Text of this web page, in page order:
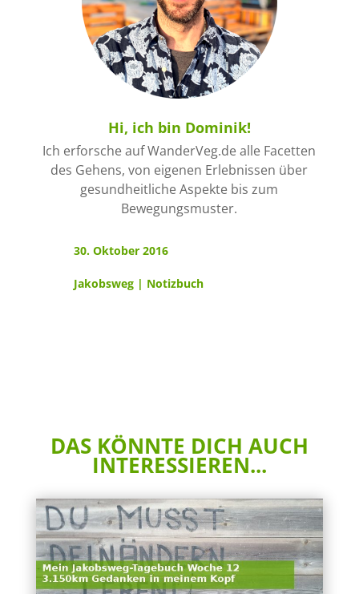
Hi, ich bin Dominik!
Ich erforsche auf WanderVeg.de alle Facetten
des Gehens, von eigenen Erlebnissen über
gesundheitliche Aspekte bis zum
Bewegungsmuster.
30. Oktober 2016
Jakobsweg| Notizbuch
DAS KÖNNTE DICH AUCH
INTERESSIEREN...